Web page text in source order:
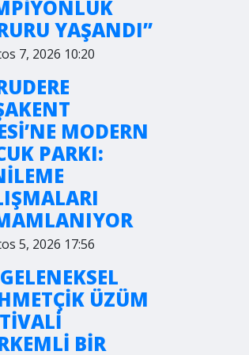
YAŞANDI”
7, 2026 10:20
MODERN
PARKI:
5, 2026 17:56
ÜZÜM
BİR